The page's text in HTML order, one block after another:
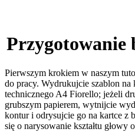
Przygotowanie
Pierwszym krokiem w naszym
do pracy. Wydrukujcie szablon na
technicznego A4 Fiorello; jeżeli
grubszym papierem, wytnijcie
kontur i odrysujcie go na kartce z
się o narysowanie kształtu głowy